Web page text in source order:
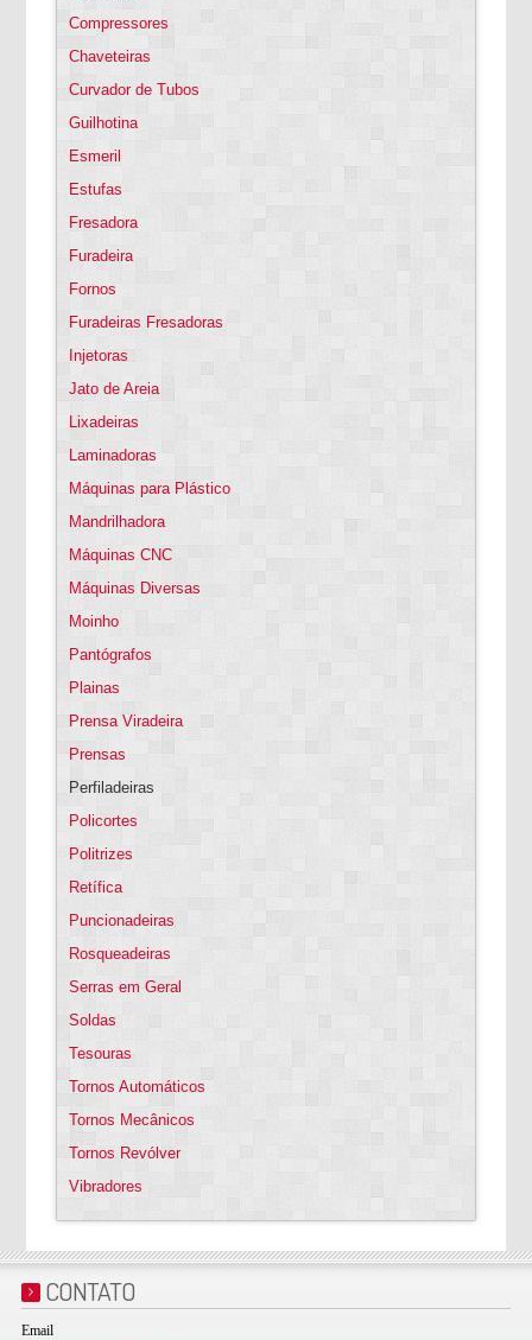
Compressores
Chaveteiras
Curvador de Tubos
Guilhotina
Esmeril
Estufas
Fresadora
Furadeira
Fornos
Furadeiras Fresadoras
Injetoras
Jato de Areia
Lixadeiras
Laminadoras
Máquinas para Plástico
Mandrilhadora
Máquinas CNC
Máquinas Diversas
Moinho
Pantógrafos
Plainas
Prensa Viradeira
Prensas
Perfiladeiras
Policortes
Politrizes
Retífica
Puncionadeiras
Rosqueadeiras
Serras em Geral
Soldas
Tesouras
Tornos Automáticos
Tornos Mecânicos
Tornos Revólver
Vibradores
CONTATO
Email